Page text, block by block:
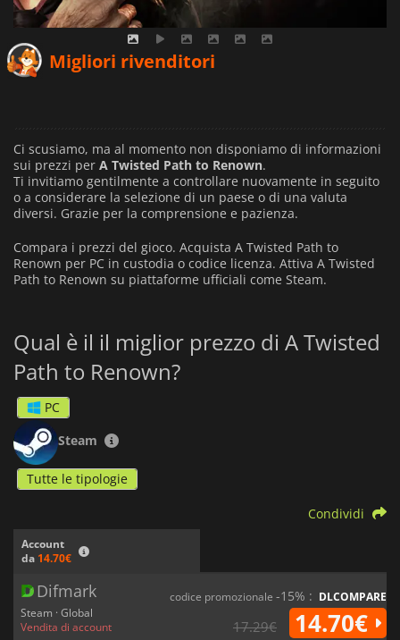
Migliori rivenditori
Ci scusiamo, ma al momento non disponiamo di informazioni
sui prezzi per A Twisted Path to Renown.
Ti invitiamo gentilmente a controllare nuovamente in seguito
o a considerare la selezione di un paese o di una valuta
diversi. Grazie per la comprensione e pazienza.
Compara i prezzi del gioco. Acquista A Twisted Path to
Renown per PC in custodia o codice licenza. Attiva A Twisted
Path to Renown su piattaforme ufficiali come Steam.
Qual è il il miglior prezzo di A Twisted
Path to Renown?
PC
Steam
Tutte le tipologie
Account
da 14.70€
Condividi
Difmark
Steam · Global
Vendita di account
codice promozionale -15% : DLCOMPARE
17.29€ 14.70€